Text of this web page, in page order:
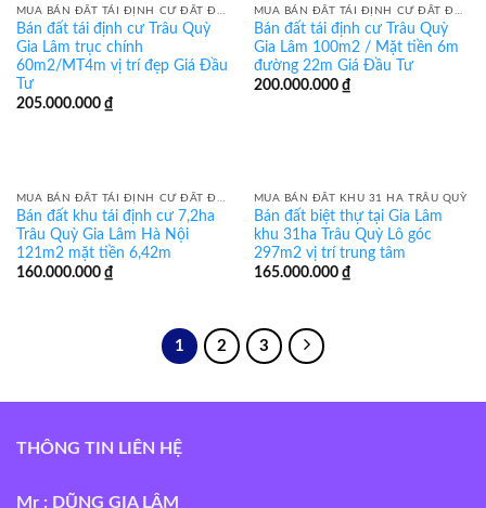
Bán đất tái định cư Trâu Quỳ
Gia Lâm trục chính
60m2/MT4m vị trí đẹp Giá Đầu
Tư
205.000.000 ₫
Bán đất tái định cư Trâu Quỳ
Gia Lâm 100m2 / Mặt tiền 6m
đường 22m Giá Đầu Tư
200.000.000 ₫
MUA BÁN ĐẤT TÁI ĐỊNH CƯ ĐẤT ĐẤU GIÁ GIA LÂM
Bán đất khu tái định cư 7,2ha
Trâu Quỳ Gia Lâm Hà Nội
121m2 mặt tiền 6,42m
160.000.000 ₫
MUA BÁN ĐẤT KHU 31 HA TRÂU QUỲ
Bán đất biệt thự tại Gia Lâm
khu 31ha Trâu Quỳ Lô góc
297m2 vị trí trung tâm
165.000.000 ₫
1 2 3
THÔNG TIN LIÊN HỆ
Mr : DŨNG GIA LÂM